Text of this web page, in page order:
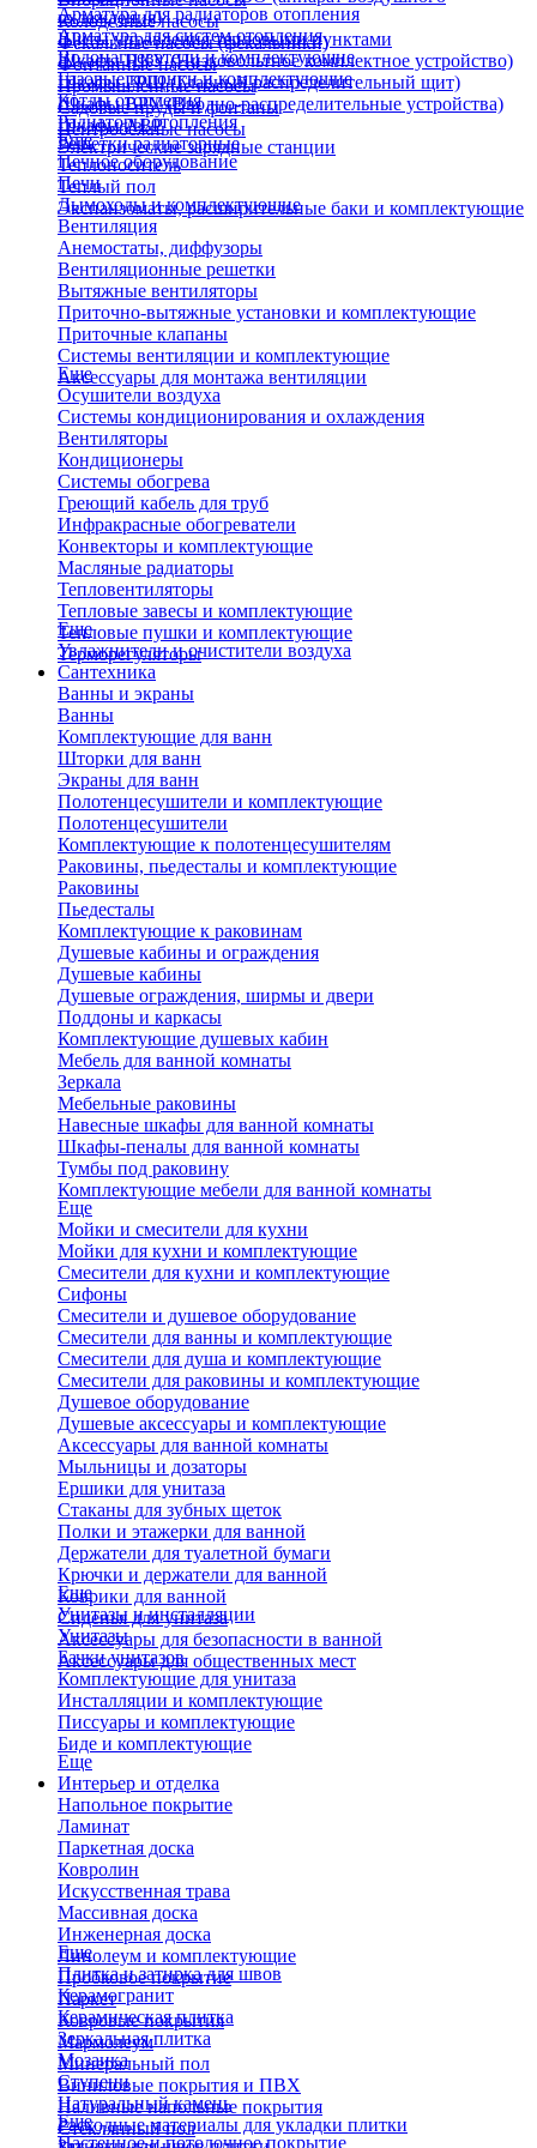
Колодезные насосы
Фекальные насосы (фекальники)
Фонтанные насосы
Промышленные насосы
Садовые пруды и фонтаны
Центробежные насосы
охлаждения)
Щиты управления тепловыми пунктами
Шкафы НКУ (Низковольтное комплектное устройство)
Шкафы ГРЩ (Главный распределительный щит)
Шкафы ВРУ (Вводно-распределительные устройства)
Шкафы АВР
Электрические зарядные станции
Арматура для радиаторов отопления
Арматура для систем отопления
Водонагреватели и комплектующие
Газовые колонки и комплектующие
Котлы отопления
Радиаторы отопления
Решетки радиаторные
Теплоноситель
Теплый пол
Экспанзоматы, расширительные баки и комплектующие
Еще
Печное оборудование
Печи
Дымоходы и комплектующие
Вентиляция
Анемостаты, диффузоры
Вентиляционные решетки
Вытяжные вентиляторы
Приточно-вытяжные установки и комплектующие
Приточные клапаны
Системы вентиляции и комплектующие
Аксессуары для монтажа вентиляции
Еще
Осушители воздуха
Системы кондиционирования и охлаждения
Вентиляторы
Кондиционеры
Системы обогрева
Греющий кабель для труб
Инфракрасные обогреватели
Конвекторы и комплектующие
Масляные радиаторы
Тепловентиляторы
Тепловые завесы и комплектующие
Тепловые пушки и комплектующие
Терморегуляторы
Еще
Увлажнители и очистители воздуха
Сантехника
Ванны и экраны
Ванны
Комплектующие для ванн
Шторки для ванн
Экраны для ванн
Полотенцесушители и комплектующие
Полотенцесушители
Комплектующие к полотенцесушителям
Раковины, пьедесталы и комплектующие
Раковины
Пьедесталы
Комплектующие к раковинам
Душевые кабины и ограждения
Душевые кабины
Душевые ограждения, ширмы и двери
Поддоны и каркасы
Комплектующие душевых кабин
Мебель для ванной комнаты
Зеркала
Мебельные раковины
Навесные шкафы для ванной комнаты
Шкафы-пеналы для ванной комнаты
Тумбы под раковину
Комплектующие мебели для ванной комнаты
Еще
Мойки и смесители для кухни
Мойки для кухни и комплектующие
Смесители для кухни и комплектующие
Сифоны
Смесители и душевое оборудование
Смесители для ванны и комплектующие
Смесители для душа и комплектующие
Смесители для раковины и комплектующие
Душевое оборудование
Душевые аксессуары и комплектующие
Аксессуары для ванной комнаты
Мыльницы и дозаторы
Ершики для унитаза
Стаканы для зубных щеток
Полки и этажерки для ванной
Держатели для туалетной бумаги
Крючки и держатели для ванной
Коврики для ванной
Сиденья для унитаза
Аксессуары для безопасности в ванной
Аксессуары для общественных мест
Еще
Унитазы и инсталляции
Унитазы
Бачки унитазов
Комплектующие для унитаза
Инсталляции и комплектующие
Писсуары и комплектующие
Биде и комплектующие
Еще
Интерьер и отделка
Напольное покрытие
Ламинат
Паркетная доска
Ковролин
Искусственная трава
Массивная доска
Инженерная доска
Линолеум и комплектующие
Пробковое покрытие
Паркет
Ковровые покрытия
Мармолеум
Минеральный пол
Виниловые покрытия и ПВХ
Наливные напольные покрытия
Стеклянный пол
Еще
Плитка и затирка для швов
Керамогранит
Керамическая плитка
Зеркальная плитка
Мозаика
Ступени
Натуральный камень
Расходные материалы для укладки плитки
Еще
Настенное и потолочное покрытие